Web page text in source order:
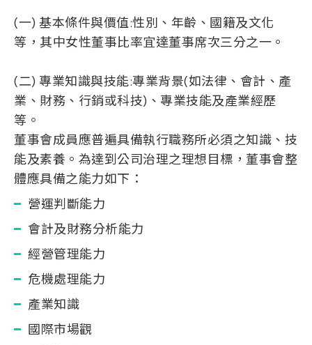
(一) 基本條件與價值:性別、年齡、國籍及文化
等，其中女性董事比率宜達董事席次三分之一。
(二) 專業知識與技能:專業背景(如法律、會計、產
業、財務、行銷或科技)、專業技能及產業經歷
等。
董事會成員應普遍具備執行職務所必須之知識、技
能及素養。為達到公司治理之理想目標，董事會整
體應具備之能力如下：
營運判斷能力
會計及財務分析能力
經營管理能力
危機處理能力
產業知識
國際市場觀